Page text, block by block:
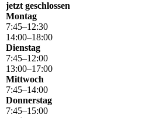
jetzt geschlossen
Montag
7:45–12:30
14:00–18:00
Dienstag
7:45–12:00
13:00–17:00
Mittwoch
7:45–14:00
Donnerstag
7:45–15:00